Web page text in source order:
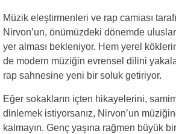
Müzik eleştirmenleri ve rap camiası
Nirvon’un, önümüzdeki dönemde
yer alması bekleniyor. Hem yerel
de modern müziğin evrensel dilini
rap sahnesine yeni bir soluk getiriyor.
Eğer sokakların içten hikayelerini,
dinlemek istiyorsanız, Nirvon’un
kalmayın. Genç yaşına rağmen büyük